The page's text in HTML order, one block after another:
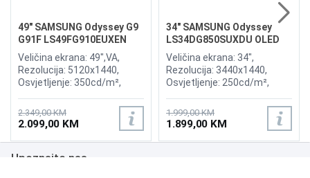
49" SAMSUNG Odyssey G9
G91F LS49FG910EUXEN
144Hz Gaming Curved
Display
Veličina ekrana: 49",VA,
Rezolucija: 5120x1440,
Osvjetljenje: 350cd/m²,
Osvježenje: 144Hz, AMD
FreeSync Premium Pro,
Priključci: 2xHDMI 2.1,
DisplayPort, 2xUSB 3.2, USB-
B
2.349,00 KM
2.099,00 KM
34" SAMSUNG Odyssey
LS34DG850SUXDU OLED
G8 175Hz Gaming Curved
Display
Veličina ekrana: 34",
Rezolucija: 3440x1440,
Osvjetljenje: 250cd/m²,
Osvježenje: 175Hz, AMD
FreeSync Premium,
Wireless LAN, Bluetooth ,
Priključci: 2xHDMI,
1.999,00 KM
1.899,00 KM
Upoznajte nas